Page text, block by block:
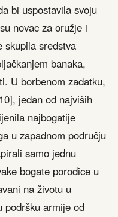
bi uspostavila svoju
novac za oružje i
skupila sredstva
banaka,
U borbenom zadatku,
jedan od najviših
najbogatije
u zapadnom području
samo jednu
bogate porodice u
na životu u
podršku armije od